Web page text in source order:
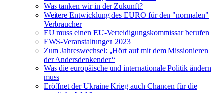
Was tanken wir in der Zukunft?
Weitere Entwicklung des EURO für den "normalen"
Verbraucher
EU muss einen EU-Verteidigungskommissar berufen
EWS-Veranstaltungen 2023
Zum Jahreswechsel: „Hört auf mit dem Missionieren
der Andersdenkenden“
Was die europäische und internationale Politik ändern
muss
Eröffnet der Ukraine Krieg auch Chancen für die